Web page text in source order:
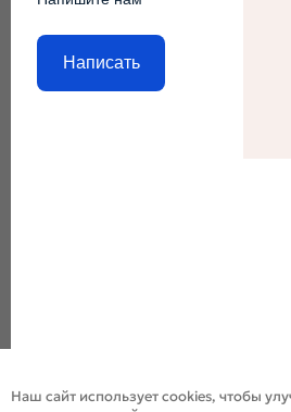
Написать
Наш сайт использует cookies, чтобы